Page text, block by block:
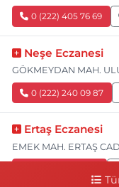
0 (222) 405 76 69
Neşe Eczanesi
GÖKMEYDAN MAH.
0 (222) 240 09 87
Ertaş Eczanesi
EMEK MAH. ERTAŞ